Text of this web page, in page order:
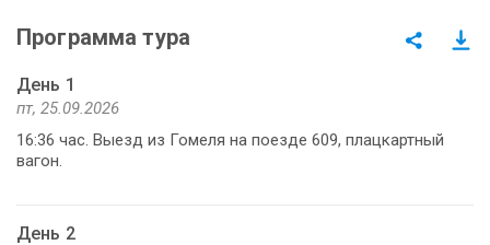
Программа тура
День 1
пт, 25.09.2026
16:36 час. Выезд из Гомеля на поезде 609, плацкартный
вагон.
День 2